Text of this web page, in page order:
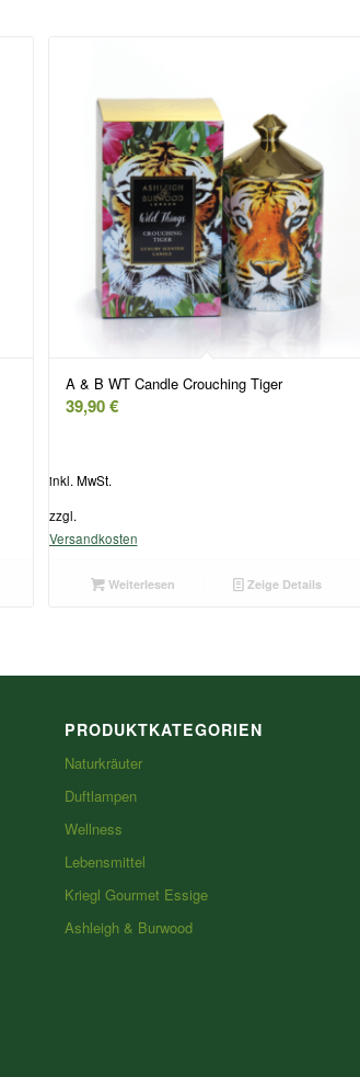
A & B WT Candle Crouching Tiger
39,90€
inkl. MwSt.
zzgl.
Versandkosten
Weiterlesen Zeige Details
PRODUKTKATEGORIEN
Naturkräuter
Duftlampen
Wellness
Lebensmittel
Kriegl Gourmet Essige
Ashleigh & Burwood